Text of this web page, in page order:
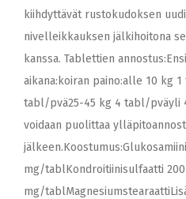
kiihdyttävät rustokudoksen
nivelleikkauksen jälkihoitona
kanssa. Tablettien
aikana:koiran paino:alle 10 kg
tabl/pvä25-45 kg 4 tabl/pväyli
voidaan puolittaa
mg/tablKondroitiinisulfaatti 200
mg/